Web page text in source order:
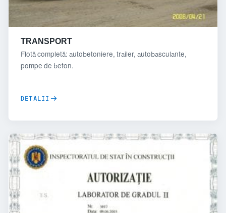
TRANSPORT
Flotă completă: autobetoniere, trailer, autobasculante,
pompe de beton.
DETALII